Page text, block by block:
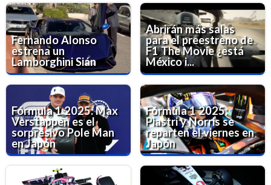
Fernando Alonso
estrena un
Lamborghini Sián
Abrirán más salas
para el preestreno de
F1 The Movie ¿está
México i...
Fórmula 1 2025: Max
Verstappen es el
sorpresivo Pole Man
en Japón
Fórmula 1 2025:
Piastri y Norris se
reparten el viernes en
Japón